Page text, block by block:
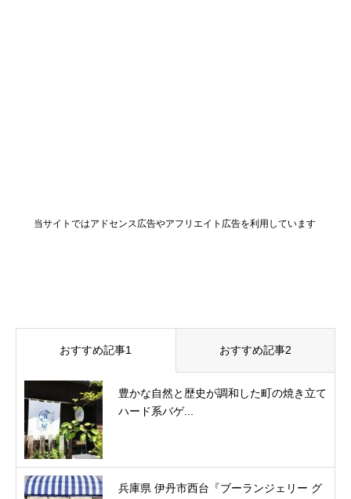
当サイトではアドセンス広告やアフリエイト広告を利用しています
おすすめ記事1 おすすめ記事2
豊かな自然と歴史が調和した町の焼き立て
ハード系バゲ...
兵庫県 伊丹市西台『ブーランジェリー グ